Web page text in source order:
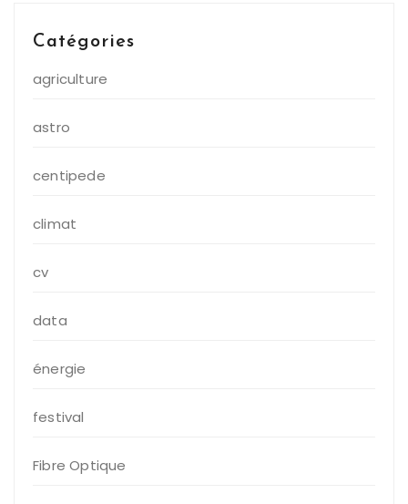
Catégories
agriculture
astro
centipede
climat
cv
data
énergie
festival
Fibre Optique